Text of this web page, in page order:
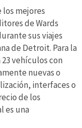
los mejores
de Wards
sus viajes
de Detroit. Para la
vehículos con
nuevas o
interfaces o
de los
es una